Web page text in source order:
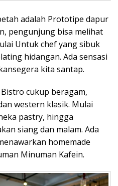
adalah Prototipe dapur
pengunjung bisa melihat
Untuk chef yang sibuk
hidangan. Ada sensasi
kita santap.
cukup beragam,
western klasik. Mulai
pastry, hingga
siang dan malam. Ada
homemade
Minuman Kafein.